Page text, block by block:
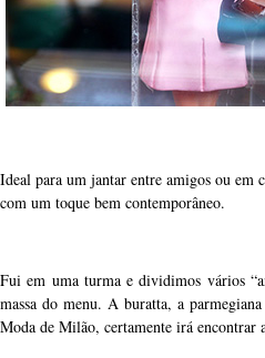
Ideal para um jantar entre amigos ou
com um toque bem contemporâneo.
Fui em uma turma e dividimos vários
massa do menu. A buratta, a
Moda de Milão, certamente irá